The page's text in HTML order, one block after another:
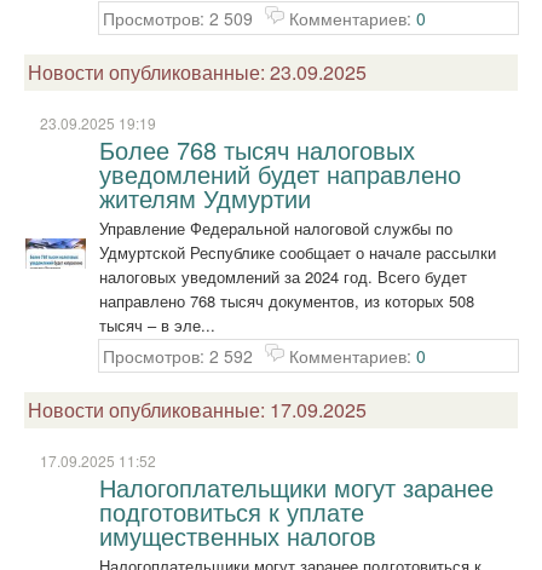
Просмотров: 2 509 Комментариев: 0
Новости опубликованные: 23.09.2025
23.09.2025 19:19
Более 768 тысяч налоговых
уведомлений будет направлено
жителям Удмуртии
Управление Федеральной налоговой службы по
Удмуртской Республике сообщает о начале рассылки
налоговых уведомлений за 2024 год. Всего будет
направлено 768 тысяч документов, из которых 508
тысяч – в эле...
Просмотров: 2 592 Комментариев: 0
Новости опубликованные: 17.09.2025
17.09.2025 11:52
Налогоплательщики могут заранее
подготовиться к уплате
имущественных налогов
Налогоплательщики могут заранее подготовиться к